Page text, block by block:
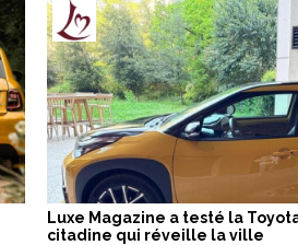
Luxe Magazine a testé la
citadine qui réveille la ville